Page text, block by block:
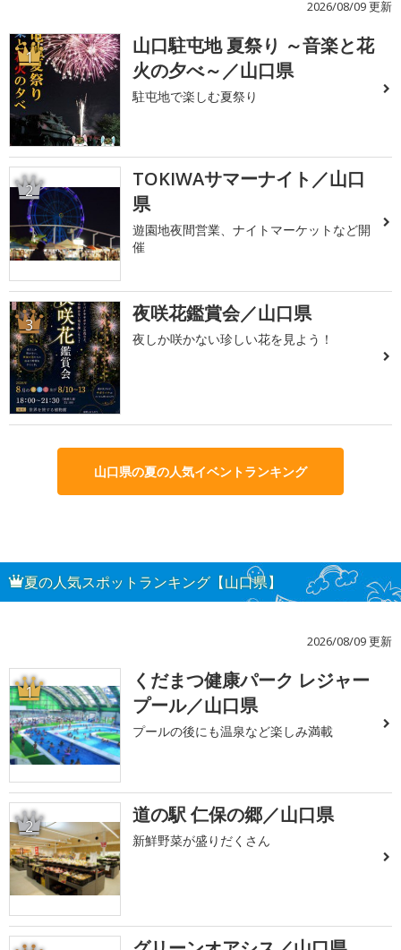
2026/08/09 更新
1
山口駐屯地 夏祭り ～音楽と花
火の夕べ～／山口県
駐屯地で楽しむ夏祭り
2
TOKIWAサマーナイト／山口
県
遊園地夜間営業、ナイトマーケットなど開
催
3 夜咲花鑑賞会／山口県
夜しか咲かない珍しい花を見よう！
山口県の夏の人気イベントランキング
夏の人気スポットランキング【山口県】
2026/08/09 更新
1
くだまつ健康パーク レジャー
プール／山口県
プールの後にも温泉など楽しみ満載
2 道の駅 仁保の郷／山口県
新鮮野菜が盛りだくさん